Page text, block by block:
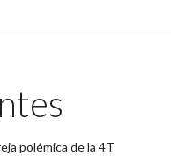
polémica de la 4T